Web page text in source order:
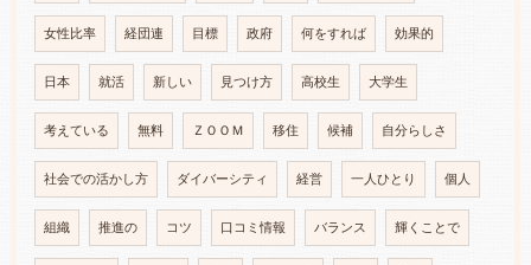
女性比率 経団連 目標 政府 何をすれば 効果的
日本 就活 新しい 見つけ方 高校生 大学生
考えている 無料 ＺＯＯＭ 移住 候補 自分らしさ
社会での活かし方 ダイバーシティ 経営 一人ひとり 個人
組織 推進の コツ 口コミ情報 バランス 輝くことで